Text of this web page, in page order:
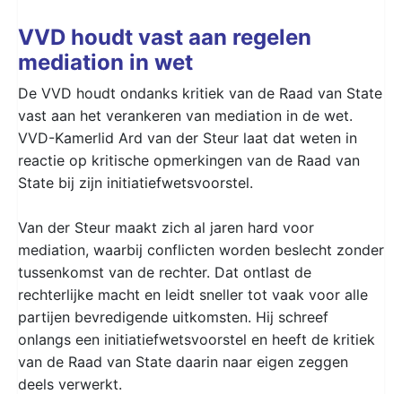
VVD houdt vast aan regelen
mediation in wet
De VVD houdt ondanks kritiek van de Raad van State
vast aan het verankeren van mediation in de wet.
VVD-Kamerlid Ard van der Steur laat dat weten in
reactie op kritische opmerkingen van de Raad van
State bij zijn initiatiefwetsvoorstel.
Van der Steur maakt zich al jaren hard voor
mediation, waarbij conflicten worden beslecht zonder
tussenkomst van de rechter. Dat ontlast de
rechterlijke macht en leidt sneller tot vaak voor alle
partijen bevredigende uitkomsten. Hij schreef
onlangs een initiatiefwetsvoorstel en heeft de kritiek
van de Raad van State daarin naar eigen zeggen
deels verwerkt.